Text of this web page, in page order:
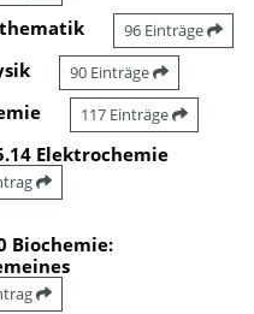
96 Einträge
90 Einträge
117 Einträge
Elektrochemie
Biochemie: